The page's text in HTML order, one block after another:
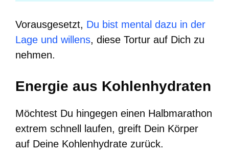
Vorausgesetzt, Du bist mental dazu in der
Lage und willens, diese Tortur auf Dich zu
nehmen.
Energie aus Kohlenhydraten
Möchtest Du hingegen einen Halbmarathon
extrem schnell laufen, greift Dein Körper
auf Deine Kohlenhydrate zurück.